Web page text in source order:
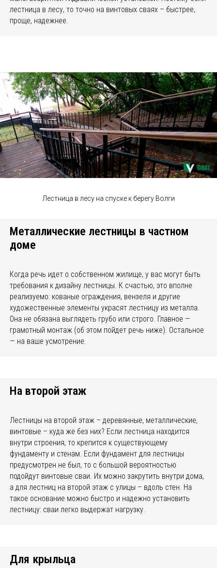
лестница в лесу, то точно на винтовых сваях – быстрее,
проще, надежнее.
Лестница в лесу на спуске к берегу Волги
Металлические лестницы в частном
доме
Когда речь идет о собственном жилище, у вас могут быть
требования к дизайну лестницы. К счастью, это вполне
реализуемо: кованые ограждения, вензеля и другие
художественные элементы украсят лестницу из металла.
Она не обязана выглядеть грубо или строго. Главное —
грамотный монтаж (об этом пойдет речь ниже). Остальное
— на ваше усмотрение.
На второй этаж
Лестницы на второй этаж – деревянные, металлические,
винтовые – куда же без них? Если лестница находится
внутри строения, то крепится к существующему
фундаменту и стенам. Если фундамент для лестницы
предусмотрен не был, то с большой вероятностью
подойдут винтовые сваи. Их можно закрутить внутри дома,
а для лестниц на второй этаж с улицы – вдоль стен. На
такое основание можно быстро и надежно установить
лестницу: сваи легко выдержат нагрузку.
Для крыльца